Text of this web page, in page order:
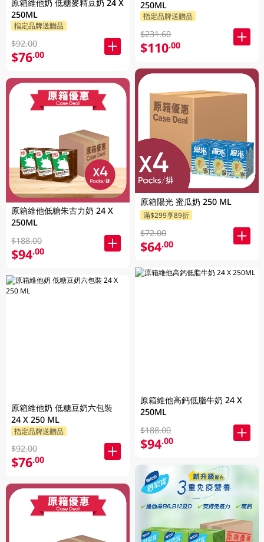
原箱維他奶 低糖麥精豆奶 24 X
250ML
指定品牌送贈品
$92.00
$76.00
原箱維他低糖朱古力奶 24 X
250ML
$188.00
$94.00
原箱維他奶 低糖豆奶六包裝
24 X 250 ML
指定品牌送贈品
$92.00
$76.00
250ML
指定品牌送贈品
$231.60
$110.00
原箱陽光 蜜瓜奶 250 ML
滿$299享89折
$72.00
$64.00
原箱維他高鈣低脂牛奶 24 X
250ML
$188.00
$94.00